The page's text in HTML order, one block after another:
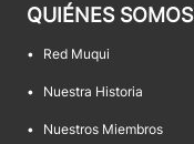
QUIÉNES SOMOS
• Red Muqui
• Nuestra Historia
• Nuestros Miembros